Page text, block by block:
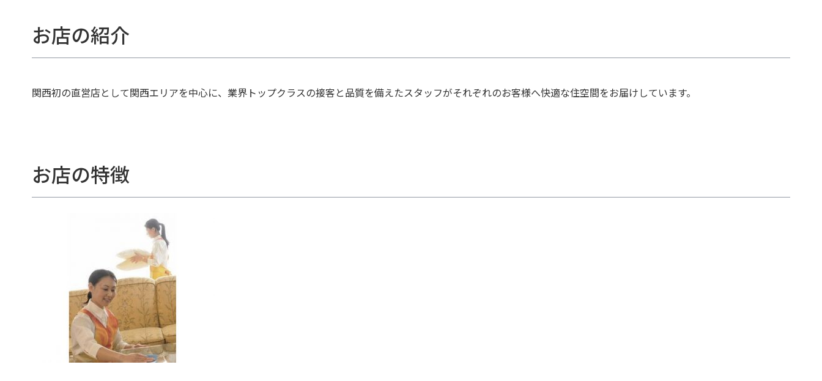
お店の紹介
関西初の直営店として関西エリアを中心に、業界トップクラスの接客と品質を備えたスタッフがそれぞれのお客様へ快適な住空間をお届けしています。
お店の特徴